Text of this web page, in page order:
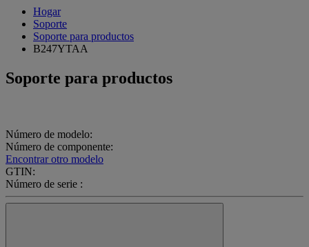
Hogar
Soporte
Soporte para productos
B247YTAA
Soporte para productos
Número de modelo:
Número de componente:
Encontrar otro modelo
GTIN:
Número de serie :